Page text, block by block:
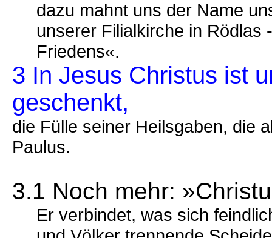
dazu mahnt uns der Name
unserer Filialkirche in Rödlas
Friedens«.
3 In Jesus Christus ist
geschenkt,
die Fülle seiner Heilsgaben, die
Paulus.
3.1 Noch mehr:
Er verbindet, was sich